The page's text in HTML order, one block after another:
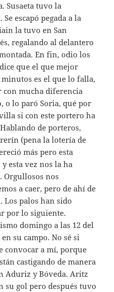
Susaeta tuvo la
escapó pegada a la
la tuvo en San
regalando al delantero
En fin, odio los
que el que mejor
es el que lo falla,
con mucha diferencia
o lo paró Soria, qué por
si con este portero ha
de porteros,
(pena la lotería de
más pero esta
esta vez nos la ha
Orgullosos nos
a caer, pero de ahí de
palos han sido
por lo siguiente.
domingo a las 12 del
su campo. No sé si
convocar a mí, porque
castigando de manera
Aduriz y Bóveda. Aritz
su gol pero después tuvo